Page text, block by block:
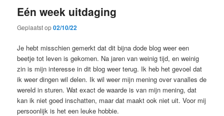
Eén week uitdaging
Geplaatst op02/10/22
Je hebt misschien gemerkt dat dit bijna dode blog weer een
beetje tot leven is gekomen. Na jaren van weinig tijd, en weinig
zin is mijn interesse in dit blog weer terug. Ik heb het gevoel dat
ik weer dingen wil delen. Ik wil weer mijn mening over vanalles de
wereld in sturen. Wat exact de waarde is van mijn mening, dat
kan ik niet goed inschatten, maar dat maakt ook niet uit. Voor mij
persoonlijk is het een leuke hobbie.